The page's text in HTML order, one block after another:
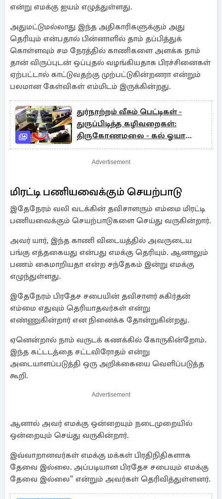
என்று எமக்கு ஐயம் எழுத்துள்ளது.
அதுமட்டுமல்லாது இந்த அதிகாரிகளுக்கும் அது
தெரியும் என்பதால் பின்னாளில் தாம் தப்பித்துக்
கொள்ளவும் சம நேரத்தில் காணிகளை அளக்க நாம்
தான் விருப்புடன் ஒப்புதல் வழங்கியதாக பிரச்சினைகள்
ஏற்பட்டால் காட்டுவதற்கு முற்பட்டுகின்றனரா என்றும்
பலமான கேள்விகள் எம்மிடம் இருக்கின்றது.
துர்நாற்றம் வீசும் பெட்டிகள் -
துருப்பிடித்த கழிவறைகள்:
திருகோணமலை - கல் ஓயா
தொடருந்து சேவையின்
மோசமான நிலை
Advertisement
மிரட்டி பணியவைக்கும் செயற்பாடு
இதேநேரம் வலி வடக்கின் தவிசாளரும் எம்மை மிரட்டி
பணியவைக்கும் செயற்பாடுகளை செய்து வருகின்றார்.
அவர் யார், இந்த காணி விடையத்தில் அவருடைய
பங்கு எத்தகையது என்பது எமக்கு தெரியும். ஆனாலும்
பணம் கைமாறியதா என்ற சந்தேகம் இன்று எமக்கு
எழுந்துள்ளது.
இதேநேரம் பிரதேச சபையின் தவிசாளர் சுகிர்தன்
எம்மை எதுவும் தெரியாதவர்கள் என்று
எண்ணுகின்றார் என நினைக்க தோன்றுகின்றது.
ஏனென்றால் நாம் வருடக் கணக்கில் கோருகின்றோம்.
இந்த கட்டடத்தை சட்டவிரோதம் என்று
அடையாளப்படுத்தி ஒரு அறிக்கையை வெளிப்படுத்த
கூறி.
Advertisement
ஆனால் அவர் எமக்கு ஒன்றையும் நடைமுறையில்
ஒன்றையும் செய்து வருகின்றார்.
இவ்வாறானவர்கள் எமக்கு மக்கள் பிரதிநிதிகளாக
தேவை இல்லை. அப்படியான பிரதேச சபையும் எமக்கு
தேவை இல்லை” என்றும் அவர்கள் தெரிவித்துள்ளனர்.